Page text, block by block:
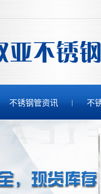
不锈钢管资讯 不